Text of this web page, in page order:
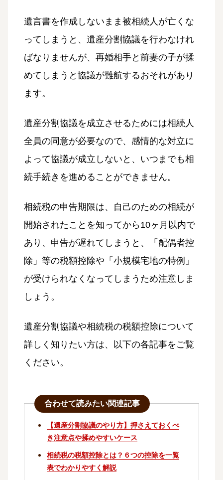
遺言書を作成しないまま被相続人が亡くな
ってしまうと、遺産分割協議を行わなけれ
ばなりませんが、再婚相手と前妻の子が揉
めてしまうと協議が難航するおそれがあり
ます。
遺産分割協議を成立させるためには相続人
全員の同意が必要なので、感情的な対立に
よって協議が成立しないと、いつまでも相
続手続きを進めることができません。
相続税の申告期限は、自己のための相続が
開始されたことを知ってから10ヶ月以内で
あり、申告が遅れてしまうと、「配偶者控
除」等の税額控除や「小規模宅地の特例」
が受けられなくなってしまうため注意しま
しょう。
遺産分割協議や相続税の税額控除について
詳しく知りたい方は、以下の各記事をご覧
ください。
合わせて読みたい関連記事
【遺産分割協議のやり方】押さえておくべ
き注意点や揉めやすいケース
相続税の税額控除とは？６つの控除を一覧
表でわかりやすく解説